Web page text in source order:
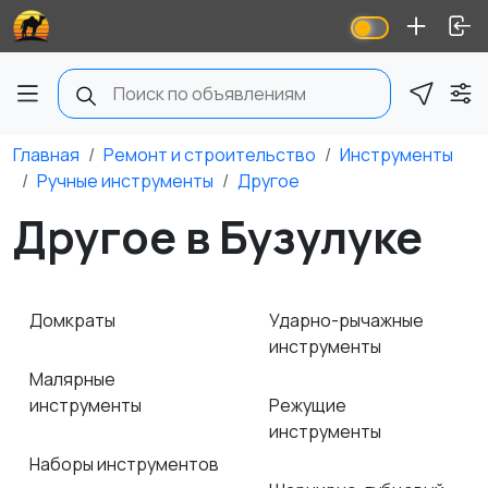
Главная Ремонт и строительство
Инструменты
Ручные инструменты
Другое
Другое в Бузулуке
Домкраты
Малярные
инструменты
Наборы инструментов
Ударно-рычажные
инструменты
Режущие
инструменты